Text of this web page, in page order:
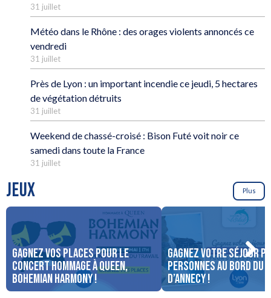
31 juillet
Météo dans le Rhône : des orages violents annoncés ce
vendredi
31 juillet
Près de Lyon : un important incendie ce jeudi, 5 hectares
de végétation détruits
31 juillet
Weekend de chassé-croisé : Bison Futé voit noir ce
samedi dans toute la France
31 juillet
JEUX Plus
Gagnez vos places pour le
concert Hommage à Queen,
Bohemian Harmony !
Gagnez votre séjour
personnes au bord du
d’Annecy !